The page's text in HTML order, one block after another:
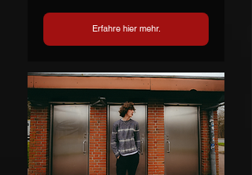
Erfahre hier mehr.